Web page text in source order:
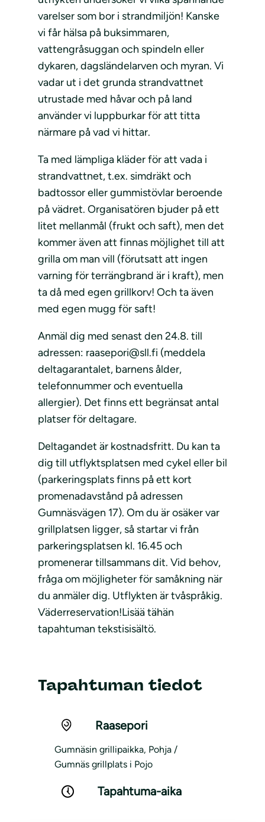
varelser som bor i strandmiljön! Kanske
vi får hälsa på buksimmaren,
vattengråsuggan och spindeln eller
dykaren, dagsländelarven och myran. Vi
vadar ut i det grunda strandvattnet
utrustade med håvar och på land
använder vi luppburkar för att titta
närmare på vad vi hittar.
Ta med lämpliga kläder för att vada i
strandvattnet, t.ex. simdräkt och
badtossor eller gummistövlar beroende
på vädret. Organisatören bjuder på ett
litet mellanmål (frukt och saft), men det
kommer även att finnas möjlighet till att
grilla om man vill (förutsatt att ingen
varning för terrängbrand är i kraft), men
ta då med egen grillkorv! Och ta även
med egen mugg för saft!
Anmäl dig med senast den 24.8. till
adressen: raasepori@sll.fi (meddela
deltagarantalet, barnens ålder,
telefonnummer och eventuella
allergier). Det finns ett begränsat antal
platser för deltagare.
Deltagandet är kostnadsfritt. Du kan ta
dig till utflyktsplatsen med cykel eller bil
(parkeringsplats finns på ett kort
promenadavstånd på adressen
Gumnäsvägen 17). Om du är osäker var
grillplatsen ligger, så startar vi från
parkeringsplatsen kl. 16.45 och
promenerar tillsammans dit. Vid behov,
fråga om möjligheter för samåkning när
du anmäler dig. Utflykten är tvåspråkig.
Väderreservation!Lisää tähän
tapahtuman tekstisisältö.
Tapahtuman tiedot
Raasepori
Gumnäsin grillipaikka, Pohja /
Gumnäs grillplats i Pojo
Tapahtuma-aika